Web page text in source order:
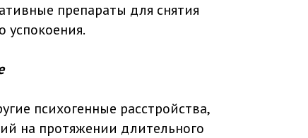
препараты для снятия
успокоения.
психогенные расстройства,
на протяжении длительного